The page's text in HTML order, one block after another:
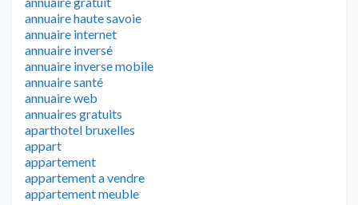
annuaire haute savoie
annuaire internet
annuaire inversé
annuaire inverse mobile
annuaire santé
annuaire web
annuaires gratuits
aparthotel bruxelles
appart
appartement
appartement a vendre
appartement meuble